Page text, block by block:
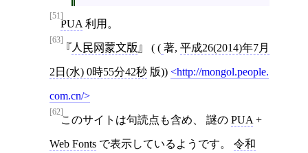
[51]
PUA 利用。
[63]
人民网蒙文版 ( ( 著, 平成26(2014)年7月
2日(水) 0時55分42秒 版)) http://mongol.people.
com.cn/
[62]
このサイトは句読点も含め、 謎の PUA +
Web Fonts で表示しているようです。 令和